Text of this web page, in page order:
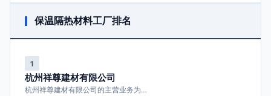
保温隔热材料工厂排名
1
杭州祥尊建材有限公司
杭州祥尊建材有限公司的主营业务为…